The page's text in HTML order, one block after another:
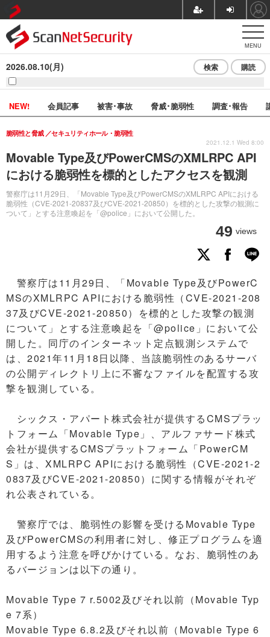
MENU
2026.08.10(月) 検索 購読
NEW! 会員記事 被害･事故 脅威･脆弱性 調査･報告
Movable Type及びPowerCMSのXMLRPC API
における脆弱性を標的としたアクセスを観測
警察庁は11月29日、「Movable Type及びPowerCMSのXMLRPC APIにおける
脆弱性（CVE-2021-20837及びCVE-2021-20850）を標的とした攻撃の観測に
ついて」とする注意喚起を「@police」において公開した。
脆弱性と脅威 セキュリティホール・脆弱性
49 views
2021.12.1 Wed 8:00
警察庁は11月29日、「Movable Type及びPowerC
MSのXMLRPC APIにおける脆弱性（CVE-2021-208
37及びCVE-2021-20850）を標的とした攻撃の観測
について」とする注意喚起を「@police」において公
開した。同庁のインターネット定点観測システムで
は、2021年11月18日以降、当該脆弱性のあるサーバ
の公開ディレクトリ上に不審なファイルを配置する攻
撃を観測している。
シックス・アパート株式会社が提供するCMSプラッ
トフォーム「Movable Type」、アルファサード株式
会社が提供するCMSプラットフォーム「PowerCM
S」は、XMLRPC APIにおける脆弱性（CVE-2021-2
0837及びCVE-2021-20850）に関する情報がそれぞ
れ公表されている。
警察庁では、脆弱性の影響を受けるMovable Type
及びPowerCMSの利用者に対し、修正プログラムを適
用するよう注意を呼びかけている。なお、脆弱性のあ
るバージョンは以下の通り。
Movable Type 7 r.5002及びそれ以前（Movable Typ
e 7系）
Movable Type 6.8.2及びそれ以前（Movable Type 6